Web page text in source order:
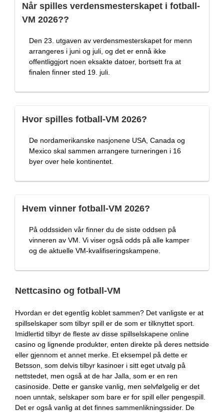
Når spilles verdensmesterskapet i fotball-
VM 2026??
Den 23. utgaven av verdensmesterskapet for menn
arrangeres i juni og juli, og det er ennå ikke
offentliggjort noen eksakte datoer, bortsett fra at
finalen finner sted 19. juli.
Hvor spilles fotball-VM 2026?
De nordamerikanske nasjonene USA, Canada og
Mexico skal sammen arrangere turneringen i 16
byer over hele kontinentet.
Hvem vinner fotball-VM 2026?
På oddssiden vår finner du de siste oddsen på
vinneren av VM. Vi viser også odds på alle kamper
og de aktuelle VM-kvalifiseringskampene.
Nettcasino og fotball-VM
Hvordan er det egentlig koblet sammen? Det vanligste er at
spillselskaper som tilbyr spill er de som er tilknyttet sport.
Imidlertid tilbyr de fleste av disse spillselskapene online
casino og lignende produkter, enten direkte på deres nettside
eller gjennom et annet merke. Et eksempel på dette er
Betsson, som delvis tilbyr kasinoer i sitt eget utvalg på
nettstedet, men også at de har Jalla, som er en ren
casinoside. Dette er ganske vanlig, men selvfølgelig er det
noen unntak, selskaper som bare er for spill eller pengespill.
Det er også vanlig at det finnes sammenlikningssider. De